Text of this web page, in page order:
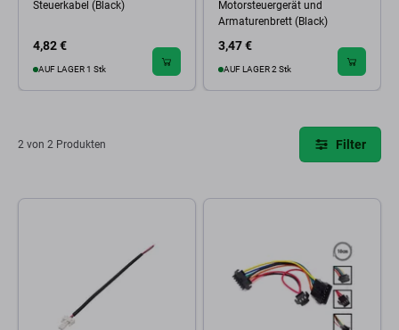
Steuerkabel (Black)
4,82 €
AUF LAGER 1 Stk
Motorsteuergerät und
Armaturenbrett (Black)
3,47 €
AUF LAGER 2 Stk
2 von 2 Produkten Filter